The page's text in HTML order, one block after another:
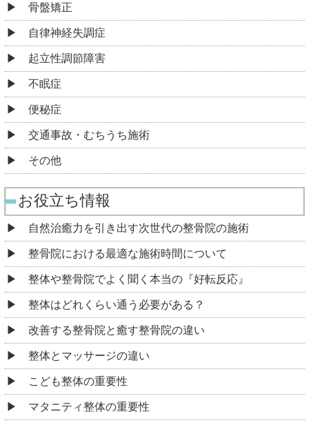
骨盤矯正
自律神経失調症
起立性調節障害
不眠症
便秘症
交通事故・むちうち施術
その他
お役立ち情報
自然治癒力を引き出す次世代の整骨院の施術
整骨院における最適な施術時間について
整体や整骨院でよく聞く本当の『好転反応』
整体はどれくらい通う必要がある？
改善する整骨院と癒す整骨院の違い
整体とマッサージの違い
こども整体の重要性
マタニティ整体の重要性